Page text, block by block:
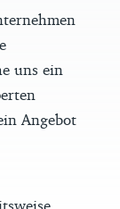
uns ein
Angebot